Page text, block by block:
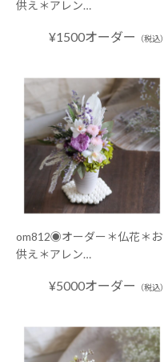
供え＊アレン…
¥1500オーダー （税込）
om812◉オーダー＊仏花＊お
供え＊アレン…
¥5000オーダー （税込）